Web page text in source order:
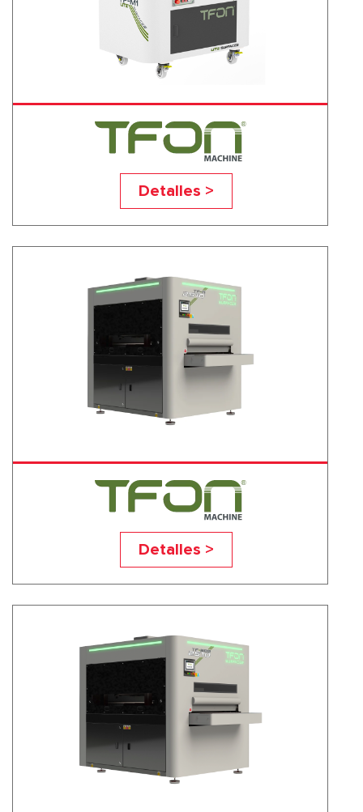
TF-M1
Detalles >
TF-R
Detalles >